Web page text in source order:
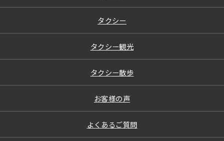
タクシー
タクシー観光
タクシー散歩
お客様の声
よくあるご質問